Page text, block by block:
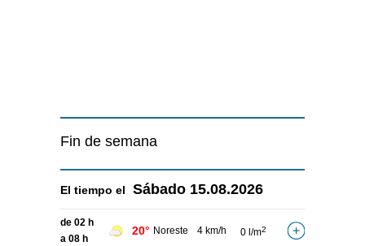
Fin de semana
El tiempo el Sábado 15.08.2026
de 02 h
a 08 h
20° Noreste 4 km/h 0 l/m2